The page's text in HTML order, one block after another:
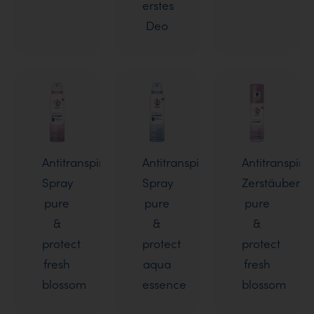
erstes
Deo
Antitranspirant
Spray
pure
&
protect
fresh
blossom
Antitranspirant
Spray
pure
&
protect
aqua
essence
Zerstäuber
pure
&
protect
fresh
blossom